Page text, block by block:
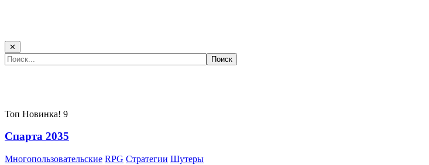
✕
Топ Новинка! 9
Спарта 2035
Многопользовательские RPG Стратегии Шутеры